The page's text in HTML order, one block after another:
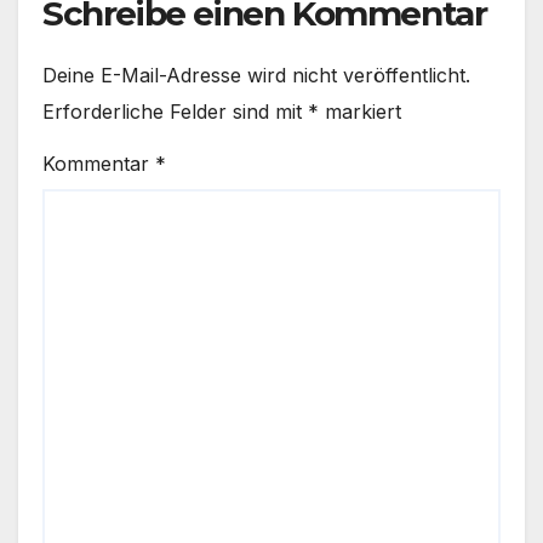
Schreibe einen Kommentar
Deine E-Mail-Adresse wird nicht veröffentlicht.
Erforderliche Felder sind mit * markiert
Kommentar *